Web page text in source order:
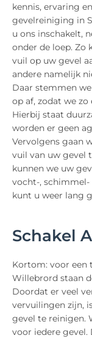
kennis, ervaring
gevelreiniging in
u ons inschakelt,
onder de loep. Zo
vuil op uw gevel
andere namelijk
Daar stemmen
op af, zodat we
Hierbij staat
worden er geen
Vervolgens gaan
vuil van uw gevel
kunnen we uw
vocht-,
kunt u weer lang
Schakel
Kortom: voor een
Willebrord staan
Doordat er veel
vervuilingen zijn,
gevel te reinigen.
voor iedere